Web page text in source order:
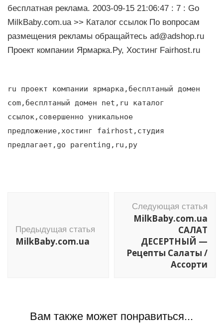
бесплатная реклама. 2003-09-15 21:06:47 : 7 : Go
MilkBaby.com.ua >> Каталог ссылок По вопросам
размещения рекламы обращайтесь ad@adshop.ru
Проект компании Ярмарка.Ру, Хостинг Fairhost.ru
ru проект компании ярмарка,бесплтаный домен
com,бесплтаный домен net,ru каталог
ссылок,совершенно уникальное
предложение,хостинг fairhost,студия
предлагает,go parenting,ru,ру
записям
Предыдущая статья
MilkBaby.com.ua
Следующая статья
MilkBaby.com.ua
САЛАТ
ДЕСЕРТНЫЙ —
Рецепты Салаты /
Ассорти
Вам также может понравиться...